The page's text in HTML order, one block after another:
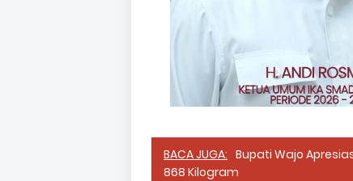
BACA JUGA: Bupati Wajo
868 Kilogram